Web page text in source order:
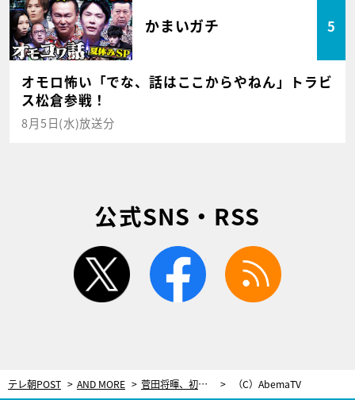
かまいガチ 5
オモロ怖い「でな、話はここからやねん」トラビ
ス松倉参戦！
8月5日(水)放送分
公式SNS・RSS
twitter facebook
テレ朝POST AND MORE 菅田将暉、初めて自分から「出たい」と言った番組にサプライズ登場！ （C）AbemaTV